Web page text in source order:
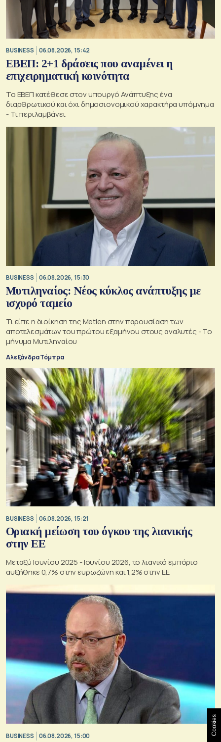
BUSINESS 06.08.2026, 15:42
ΕΒΕΠ: 2+1 δράσεις που αναμένει η
επιχειρηματική κοινότητα
Το ΕΒΕΠ κατέθεσε στον υπουργό Ανάπτυξης ένα
διαρθρωτικού και όχι δημοσιονομικού χαρακτήρα υπόμνημα
- Τι περιλαμβάνει
BUSINESS 06.08.2026, 15:30
Μυτιληναίος: Νέος κύκλος ανάπτυξης με
ισχυρό ταμείο
Τι είπε η διοίκηση της Metlen στην παρουσίαση των
αποτελεσμάτων του πρώτου εξαμήνου στους αναλυτές - Το
μήνυμα Μυτιληναίου
Αλεξάνδρα Τόμπρα
BUSINESS 06.08.2026, 15:21
Οριακή μείωση του όγκου της λιανικής
στην ΕΕ
Μεταξύ Ιουνίου 2025 - Ιουνίου 2026, το λιανικό εμπόριο
αυξήθηκε 0,7% στην ευρωζώνη και 1,2% στην ΕΕ
BUSINESS 06.08.2026, 15:00 Cookies